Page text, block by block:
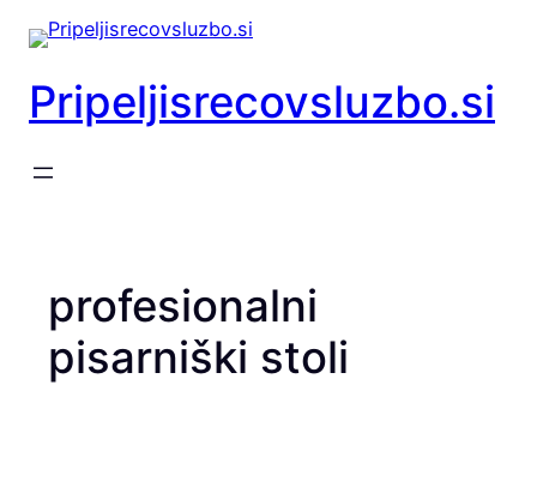
Preskoči
na
vsebino
Pripeljisrecovsluzbo.si
profesionalni
pisarniški stoli